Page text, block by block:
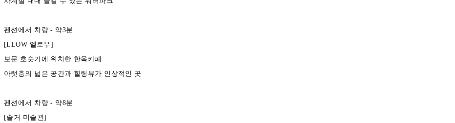
펜션에서 차량 - 약3분
[LLOW-엘로우]
보문 호숫가에 위치한 한옥카페
아랫층의 넓은 공간과 힐링뷰가 인상적인 곳
펜션에서 차량 - 약8분
[솔거 미술관]